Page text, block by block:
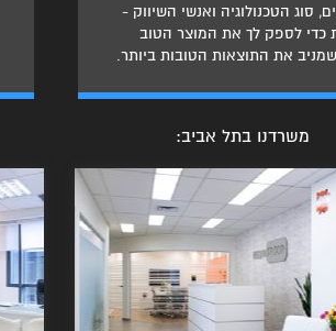
סוג הטכנולוגיה ואנשי השיווק -
כדי לספק לך את המוצר הטוב
את התוצאות הטובות ביותר.
משרדנו בתל אביב: